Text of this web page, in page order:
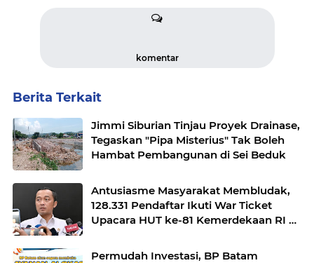
komentar
Berita Terkait
Jimmi Siburian Tinjau Proyek Drainase,
Tegaskan "Pipa Misterius" Tak Boleh
Hambat Pembangunan di Sei Beduk
Antusiasme Masyarakat Membludak,
128.331 Pendaftar Ikuti War Ticket
Upacara HUT ke-81 Kemerdekaan RI di
Permudah Investasi, BP Batam